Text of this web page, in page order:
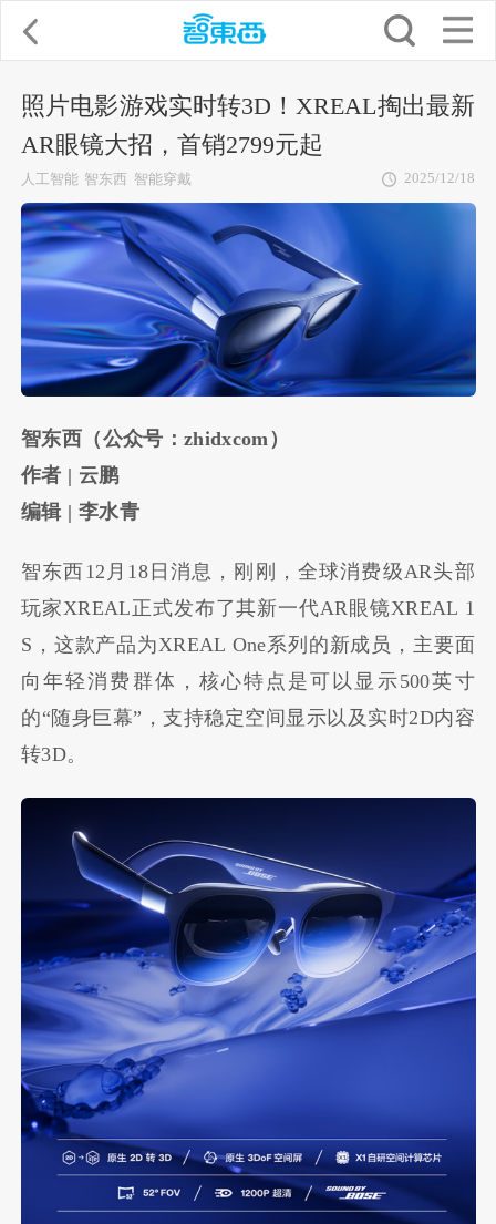
照片电影游戏实时转3D！XREAL掏出最新
AR眼镜大招，首销2799元起
人工智能 智东西 智能穿戴 2025/12/18
智东西（公众号：zhidxcom）
作者 | 云鹏
编辑 | 李水青
智东西12月18日消息，刚刚，全球消费级AR头部
玩家XREAL正式发布了其新一代AR眼镜XREAL 1
S，这款产品为XREAL One系列的新成员，主要面
向年轻消费群体，核心特点是可以显示500英寸
的“随身巨幕”，支持稳定空间显示以及实时2D内容
转3D。